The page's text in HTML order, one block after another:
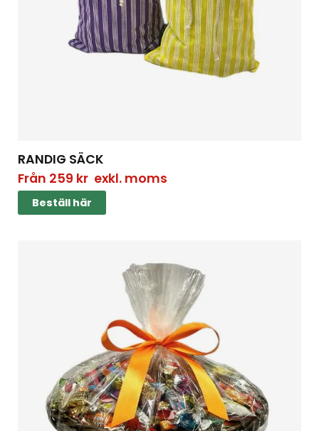
RANDIG SÄCK
Från 259 krexkl. moms
Beställ här